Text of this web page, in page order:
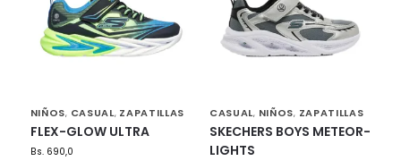
NIÑOS, CASUAL, ZAPATILLAS
FLEX-GLOW ULTRA
Bs.690,0
CASUAL, NIÑOS, ZAPATILLAS
SKECHERS BOYS METEOR-
LIGHTS